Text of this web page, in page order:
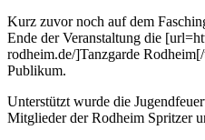
Kurz zuvor noch auf dem
Ende der Veranstaltung die
rodheim.de/]Tanzgarde
Publikum.
Unterstützt wurde die
Mitglieder der Rodheim Spritzer